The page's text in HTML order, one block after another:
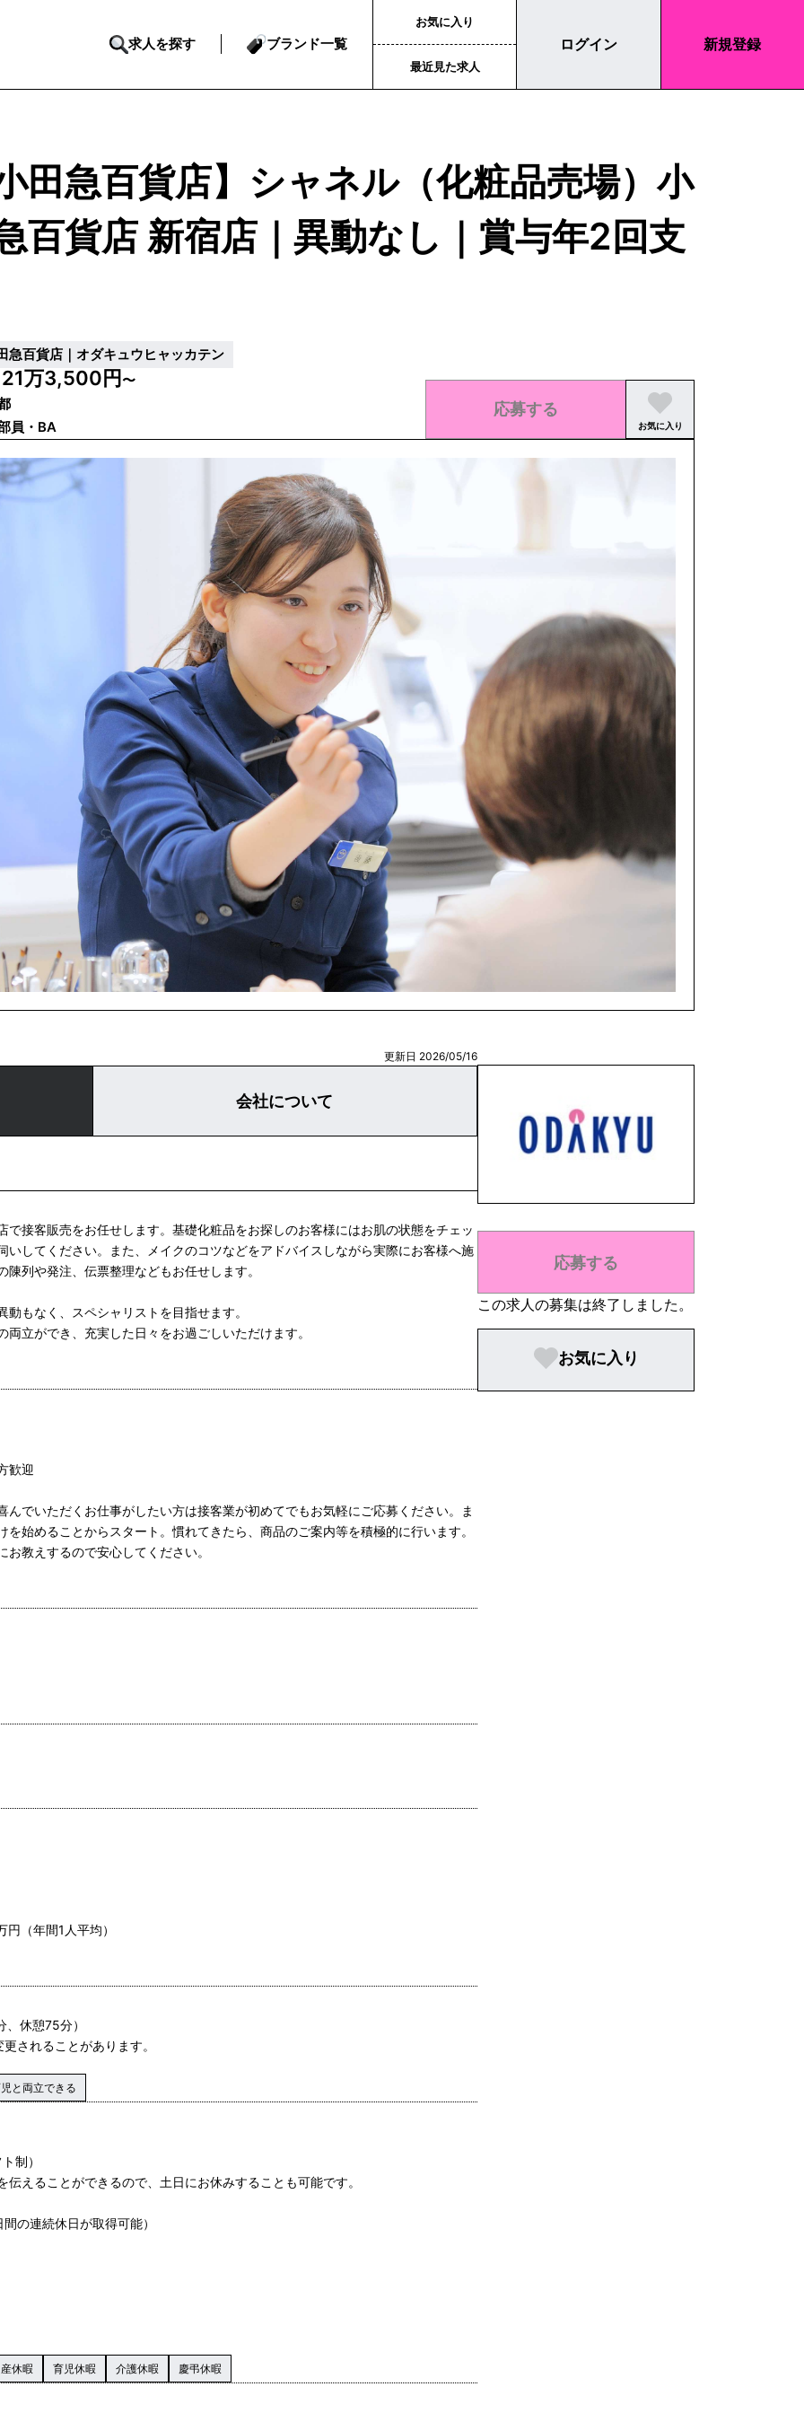
求人を探す ブランド一覧
お気に入り
最近見た求人
ログイン 新規登録
田急百貨店】シャネル（化粧品売場）小
百貨店 新宿店｜異動なし｜賞与年2回支
急百貨店｜オダキュウヒャッカテン
21万3,500円〜
員・BA
応募する
お気に入り
更新日 2026/05/16
会社について
で接客販売をお任せします。基礎化粧品をお探しのお客様にはお肌の状態をチェッ
いしてください。また、メイクのコツなどをアドバイスしながら実際にお客様へ施
列や発注、伝票整理などもお任せします。
もなく、スペシャリストを目指せます。
立ができ、充実した日々をお過ごしいただけます。
歓迎
んでいただくお仕事がしたい方は接客業が初めてでもお気軽にご応募ください。ま
を始めることからスタート。慣れてきたら、商品のご案内等を積極的に行います。
教えするので安心してください。
（年間1人平均）
休憩75分）
されることがあります。
と両立できる
制）
えることができるので、土日にお休みすることも可能です。
の連続休日が取得可能）
休暇 育児休暇 介護休暇 慶弔休暇
応募する
この求人の募集は終了しました。
お気に入り